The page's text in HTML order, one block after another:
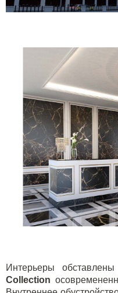
Интерьеры
Collection